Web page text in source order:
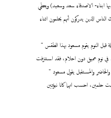
ابناء- الاصدقاء سعد وسعيد) ويعطي
الذين يدركون أنهم يحلمون اثناء
النوم يقوم مسعود بهذا الطقس "
في نوم عميق دون احلام، فقد استنزفت
والحاضر والمستقبل يقول مسعود "
احسب انهما كانا نبؤتين